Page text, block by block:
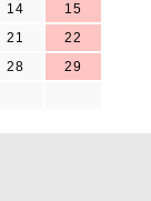
14
15
21
22
28
29